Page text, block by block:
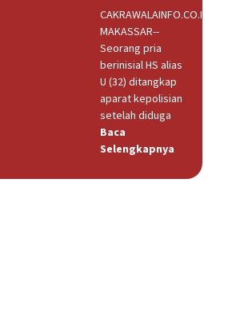
CAKRAWALAINFO.CO.ID,
MAKASSAR--
Seorang pria
berinisial HS alias
U (32) ditangkap
aparat kepolisian
setelah diduga
Baca
Selengkapnya